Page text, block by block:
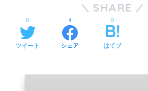
SHARE
ツイート
0
シェア
4
はてブ
0